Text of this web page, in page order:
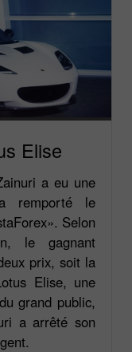
Elise
a eu une
remporté le
Selon
le gagnant
prix, soit la
Elise, une
grand public,
a arrêté son